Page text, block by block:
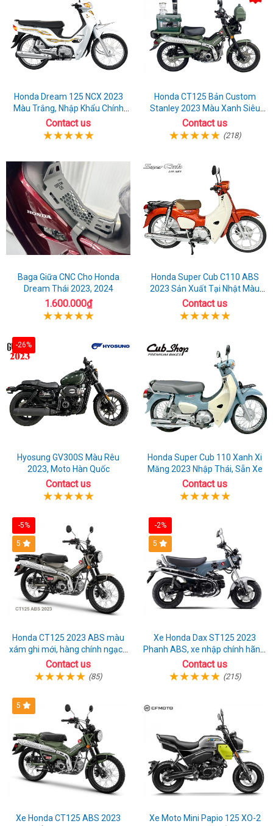
Honda Dream 125 NCX 2023
Màu Trắng, Nhập Khẩu Chính
Hãng
Contact us
Honda CT125 Bản Custom
Stanley 2023 Màu Xanh Siêu
Chất
Contact us
(218)
Baga Giữa CNC Cho Honda
Dream Thái 2023, 2024
1.600.000₫
Honda Super Cub C110 ABS
2023 Sản Xuất Tại Nhật Màu
Cam
Contact us
-26%
Hyosung GV300S Màu Rêu
2023, Moto Hàn Quốc
Contact us
Honda Super Cub 110 Xanh Xi
Măng 2023 Nhập Thái, Sẵn Xe
Contact us
-5%
5
Honda CT125 2023 ABS màu
xám ghi mới, hàng chính ngạch
giá tốt nhất thị trường
Contact us
(85)
-2%
5
Xe Honda Dax ST125 2023
Phanh ABS, xe nhập chính hãng,
bán online giá rẻ
Contact us
(215)
5
Xe Honda CT125 ABS 2023
Xe Moto Mini Papio 125 XO-2